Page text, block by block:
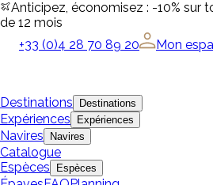
Anticipez, économisez : -10% sur
de 12 mois
+33 (0)4 28 70 89 20
Mon
Destinations Destinations
Expériences Expériences
Navires Navires
Catalogue
Espèces
Espèces